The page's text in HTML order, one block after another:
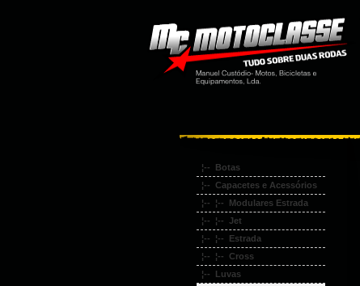
¦-- Botas
¦-- Capacetes e Acessórios
¦-- ¦-- Modulares Estrada
¦-- ¦-- Jet
¦-- ¦-- Estrada
¦-- ¦-- Cross
¦-- Luvas